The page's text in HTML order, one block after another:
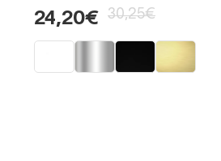
24,20€ 30,25€